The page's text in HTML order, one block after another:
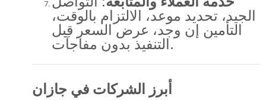
الجيد، تحديد موعد، الالتزام بالوقت،
التأمين إن وجد، عرض السعر قبل
التنفيذ بدون مفاجآت.
أبرز الشركات في جازان